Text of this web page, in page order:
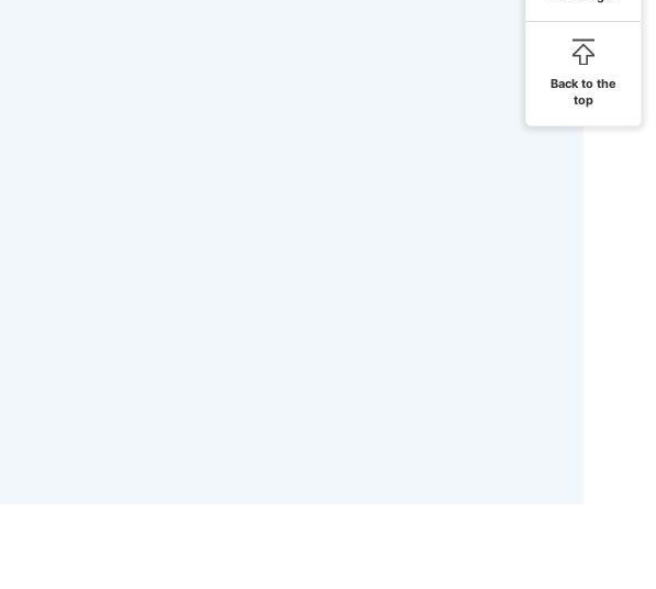
Back to the
top